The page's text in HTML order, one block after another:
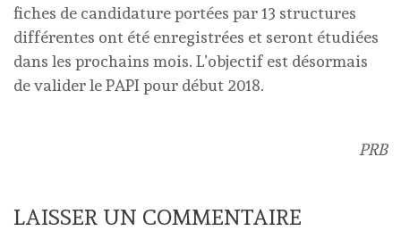
fiches de candidature portées par 13 structures
différentes ont été enregistrées et seront étudiées
dans les prochains mois. L’objectif est désormais
de valider le PAPI pour début 2018.
PRB
LAISSER UN COMMENTAIRE